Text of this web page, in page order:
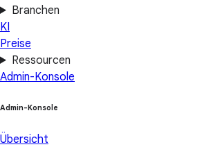
Branchen
KI
Preise
Ressourcen
Admin-Konsole
Admin-Konsole
Übersicht